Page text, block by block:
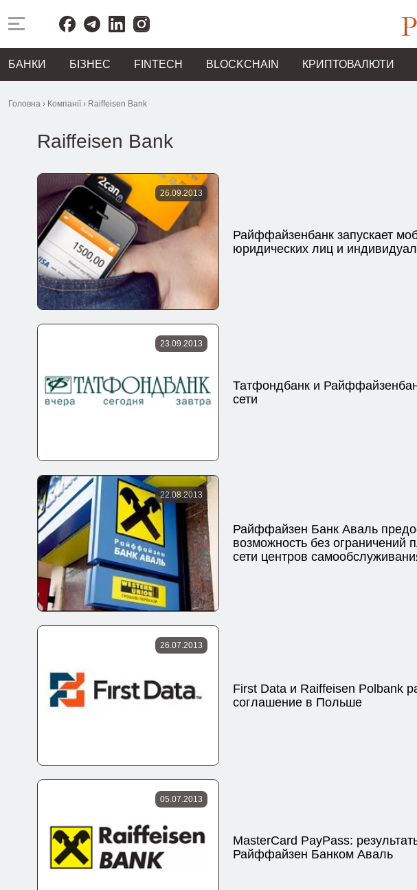
БАНКИ БІЗНЕС FINTECH BLOCKCHAIN КРИПТОВАЛЮТИ
Головна › Компанії› Raiffeisen Bank
Raiffeisen Bank
26.09.2013
Райффайзенбанк запускает
юридических лиц и
23.09.2013
Татфондбанк и
сети
22.08.2013
Райффайзен Банк Аваль
возможность без ограничений
сети центров
26.07.2013
First Data и Raiffeisen Polbank
соглашение в Польше
05.07.2013
MasterCard PayPass:
Райффайзен Банком Аваль